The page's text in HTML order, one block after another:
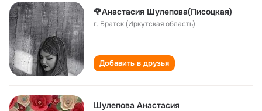
🌹Анастасия Шулепова(Писоцкая)
г. Братск (Иркутская область)
Добавить в друзья
Шулепова Анастасия